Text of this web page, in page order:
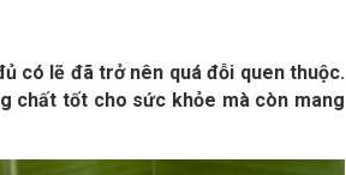
có lẽ đã trở nên quá đỗi quen thuộc.
chất tốt cho sức khỏe mà còn mang